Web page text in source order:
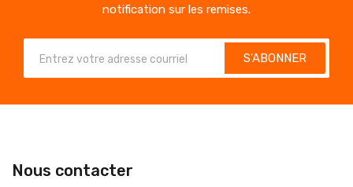
notification sur les remises.
S'ABONNER
Nous contacter